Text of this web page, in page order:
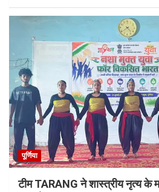
पूर्णिया
टीम TARANG ने शास्त्रीय नृत्य के